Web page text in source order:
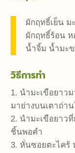
ผักฤทธิ์เย็น ม
ผักฤทธิ์ร้อน
น้ำจิ้ม น้ำมะ
วิธีการทำ
1. นำมะเขือยาว
มาย่างบนเตาถ่า
2. นำมะเขือยาว
ชิ้นพอคำ
3. หั่นซอยตะไคร้